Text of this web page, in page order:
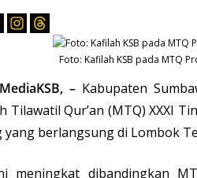
Foto: Kafilah KSB padaMTQ
– Kabupaten
Tilawatil Qur’an (MTQ) XXXI
yang berlangsung di Lombok
meningkat dibandingkan